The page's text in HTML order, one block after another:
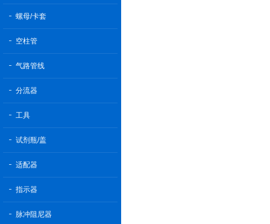
螺母/卡套
空柱管
气路管线
分流器
工具
试剂瓶/盖
适配器
指示器
脉冲阻尼器